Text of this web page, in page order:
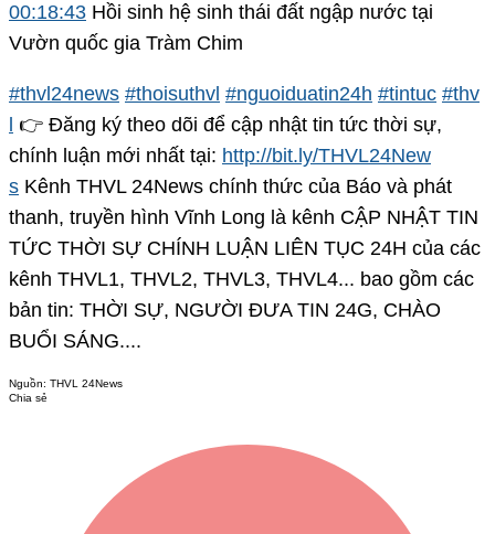
00:18:43 Hồi sinh hệ sinh thái đất ngập nước tại
Vườn quốc gia Tràm Chim
#thvl24news #thoisuthvl #nguoiduatin24h #tintuc #thv
👉 Đăng ký theo dõi để cập nhật tin tức thời sự,
chính luận mới nhất tại: http://bit.ly/THVL24New
s Kênh THVL 24News chính thức của Báo và phát
thanh, truyền hình Vĩnh Long là kênh CẬP NHẬT TIN
TỨC THỜI SỰ CHÍNH LUẬN LIÊN TỤC 24H của các
kênh THVL1, THVL2, THVL3, THVL4... bao gồm các
bản tin: THỜI SỰ, NGƯỜI ĐƯA TIN 24G, CHÀO
BUỔI SÁNG....
Nguồn: THVL 24News
Chia sẻ